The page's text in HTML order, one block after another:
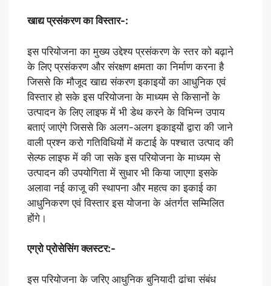
खाद्य प्रसंकरण का विस्तार-:
इस परियोजना का मुख्य उद्देश्य प्रसंकरण के स्तर को बढ़ाने
के लिए प्रसंकरण और संरक्षण क्षमता का निर्माण करना है
जिससे कि मौजूद खाद्य संकरण इकाइयों का आधुनिक एवं
विस्तार हो सके इस परियोजना के माध्यम से किसानों के
उत्पादन के लिए लाइफ में भी डेथ करने के विभिन्न उपाय
बताएं जाएंगे जिससे कि अलग-अलग इकाइयों द्वारा की जाने
वाली प्रश्न करो गतिविधियों में कटाई के पश्चात उत्पाद की
सेल्फ लाइफ में की जा सके इस परियोजना के माध्यम से
उत्पादन की उपयोगिता में सुधार भी किया जाएगा इसके
अलावा नई काजू की स्थापना और महत्व का इकाई का
आधुनिकरण एवं विस्तार इस योजना के अंतर्गत सम्मिलित
होंगे।
एग्रो प्रोसेसिंग क्लस्टर:-
इस परियोजना के जरिए आधुनिक बुनियादी ढांचा संबंध